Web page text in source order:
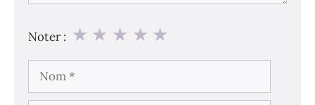
Noter : ★
★
★
★
★